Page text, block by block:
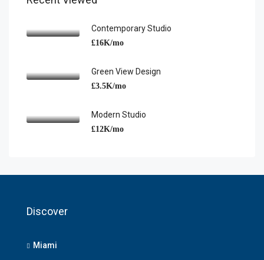
Contemporary Studio
£16K/mo
Green View Design
£3.5K/mo
Modern Studio
£12K/mo
Discover
Miami